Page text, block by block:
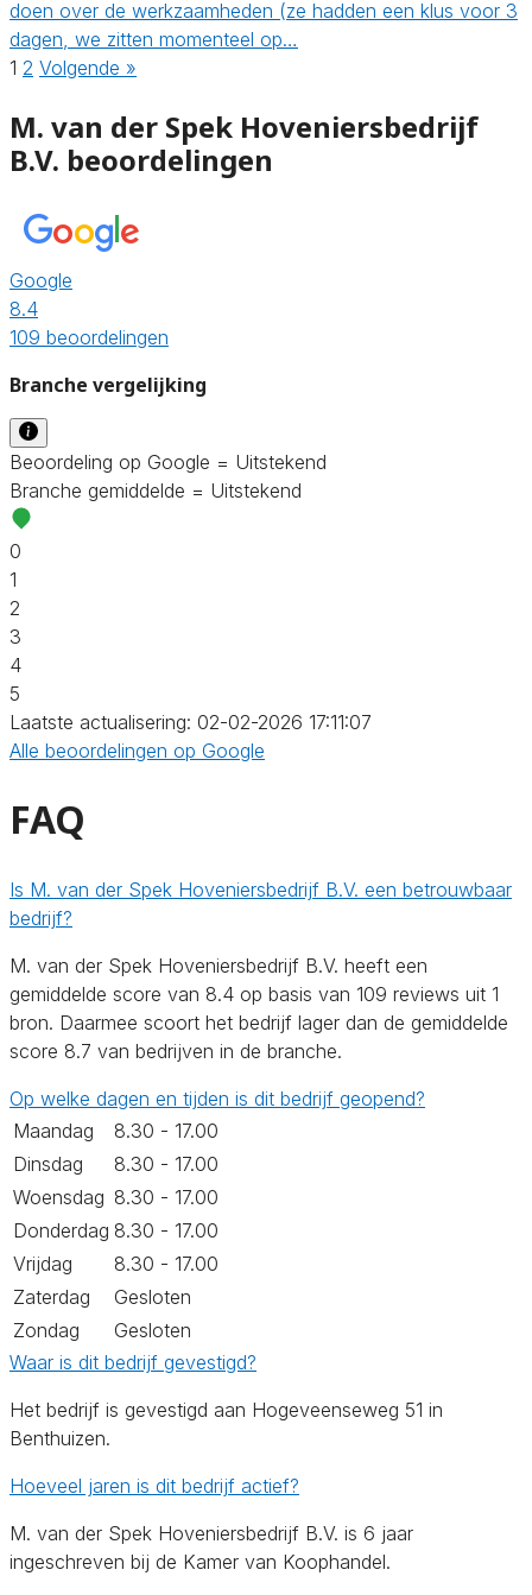
doen over de werkzaamheden (ze hadden een klus voor 3
dagen, we zitten momenteel op…
1 2 Volgende »
M. van der Spek Hoveniersbedrijf
B.V. beoordelingen
Google
8.4
109 beoordelingen
Branche vergelijking
Beoordeling op Google = Uitstekend
Branche gemiddelde = Uitstekend
0
1
2
3
4
5
Laatste actualisering: 02-02-2026 17:11:07
Alle beoordelingen op Google
FAQ
Is M. van der Spek Hoveniersbedrijf B.V. een betrouwbaar
bedrijf?
M. van der Spek Hoveniersbedrijf B.V. heeft een
gemiddelde score van 8.4 op basis van 109 reviews uit 1
bron. Daarmee scoort het bedrijf lager dan de gemiddelde
score 8.7 van bedrijven in de branche.
Op welke dagen en tijden is dit bedrijf geopend?
Maandag
8.30 - 17.00
Dinsdag
8.30 - 17.00
Woensdag 8.30 - 17.00
Donderdag 8.30 - 17.00
Vrijdag
8.30 - 17.00
Zaterdag
Gesloten
Zondag
Gesloten
Waar is dit bedrijf gevestigd?
Het bedrijf is gevestigd aan Hogeveenseweg 51 in
Benthuizen.
Hoeveel jaren is dit bedrijf actief?
M. van der Spek Hoveniersbedrijf B.V. is 6 jaar
ingeschreven bij de Kamer van Koophandel.